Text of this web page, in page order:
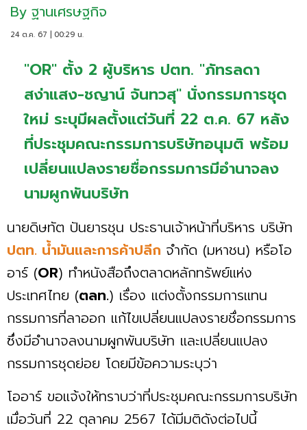
By ฐานเศรษฐกิจ
24 ต.ค. 67 | 00:29 น.
"OR" ตั้ง 2 ผู้บริหาร ปตท. "ภัทรลดา
สง่าแสง-ชญาน์ จันทวสุ" นั่งกรรมการชุด
ใหม่ ระบุมีผลตั้งแต่วันที่ 22 ต.ค. 67 หลัง
ที่ประชุมคณะกรรมการบริษัทอนุมติ พร้อม
เปลี่ยนแปลงรายชื่อกรรมการมีอำนาจลง
นามผูกพันบริษัท
นายดิษทัต ปันยารชุน ประธานเจ้าหน้าที่บริหาร บริษัท
ปตท. น้ำมันและการค้าปลีก จำกัด (มหาชน) หรือโอ
อาร์ (OR) ทำหนังสือถึงตลาดหลักทรัพย์แห่ง
ประเทศไทย (ตลท.) เรื่อง แต่งตั้งกรรมการแทน
กรรมการที่ลาออก แก้ไขเปลี่ยนแปลงรายชื่อกรรมการ
ซึ่งมีอำนาจลงนามผูกพันบริษัท และเปลี่ยนแปลง
กรรมการชุดย่อย โดยมีข้อความระบุว่า
โออาร์ ขอแจ้งให้ทราบว่าที่ประชุมคณะกรรมการบริษัท
เมื่อวันที่ 22 ตุลาคม 2567 ได้มีมติดังต่อไปนี้